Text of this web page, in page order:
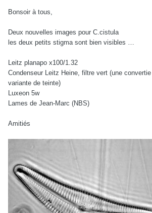
Bonsoir à tous,
Deux nouvelles images pour C.cistula
les deux petits stigma sont bien visibles …
Leitz planapo x100/1.32
Condenseur Leitz Heine, filtre vert (une convertie
variante de teinte)
Luxeon 5w
Lames de Jean-Marc (NBS)
Amitiés